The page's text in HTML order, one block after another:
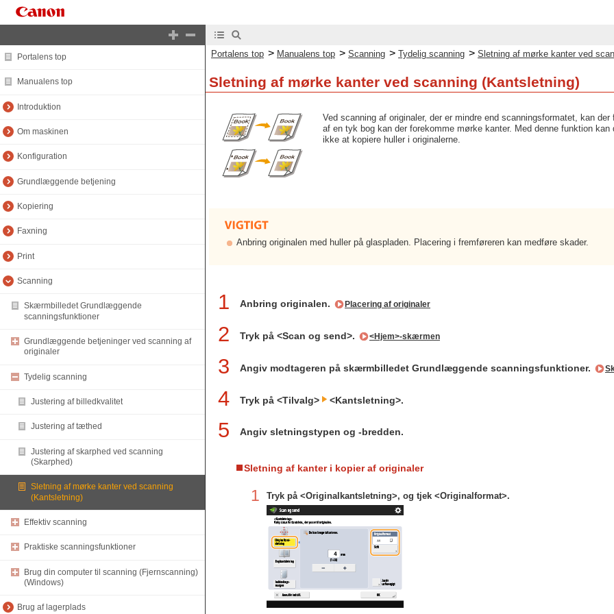
Portalens top
Manualens top
Introduktion
Om maskinen
Konfiguration
Grundlæggende betjening
Kopiering
Faxning
Print
Scanning
Skærmbilledet Grundlæggende
scanningsfunktioner
Grundlæggende betjeninger ved scanning af
originaler
Tydelig scanning
Justering af billedkvalitet
Justering af tæthed
Justering af skarphed ved scanning
(Skarphed)
Sletning af mørke kanter ved scanning
(Kantsletning)
Effektiv scanning
Praktiske scanningsfunktioner
Brug din computer til scanning (Fjernscanning)
(Windows)
Brug af lagerplads
Portalens top > Manualens top > Scanning > Tydelig scanning > Sletning af mørke kanter ved
Sletning af mørke kanter ved scanning (Kantsletning)
Ved scanning af originaler, der er mindre end scanningsformatet, kan
af en tyk bog kan der forekomme mørke kanter. Med denne funktion
ikke at kopiere huller i originalerne.
Anbring originalen med huller på glaspladen. Placering i fremføreren kan medføre skader.
1 Anbring originalen. Placering af originaler
2 Tryk på <Scan og send>. <Hjem>-skærmen
3 Angiv modtageren på skærmbilledet Grundlæggende scanningsfunktioner.
4 Tryk på <Tilvalg> <Kantsletning>.
5 Angiv sletningstypen og -bredden.
Sletning af kanter i kopier af originaler
1 Tryk på <Originalkantsletning>, og tjek <Originalformat>.